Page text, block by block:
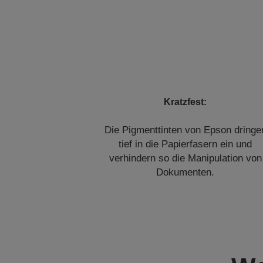
Kratzfest:
Die Pigmenttinten von Epson
tief in die Papierfasern ein und
verhindern so die Manipulation von
Dokumenten.